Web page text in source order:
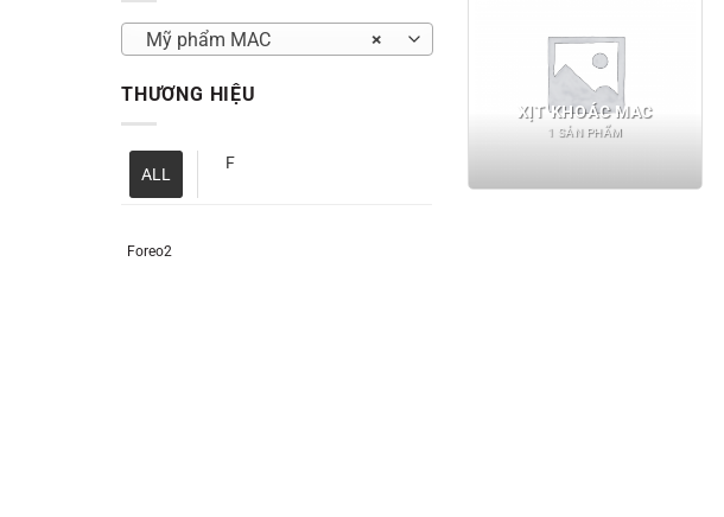
×
Mỹ phẩm MAC
THƯƠNG HIỆU
ALL
F
Foreo2
XỊT KHOÁC MAC
1 SẢN PHẨM